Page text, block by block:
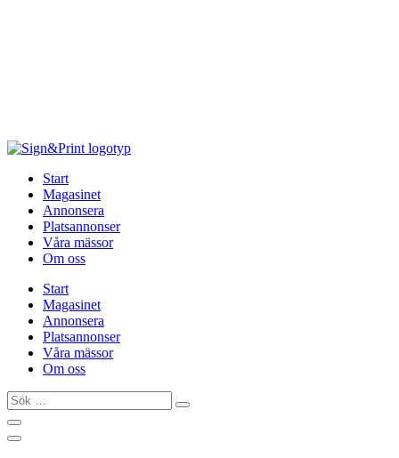
Start
Magasinet
Annonsera
Platsannonser
Våra mässor
Om oss
Start
Magasinet
Annonsera
Platsannonser
Våra mässor
Om oss
Sök
…